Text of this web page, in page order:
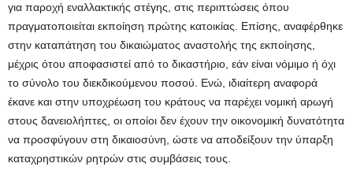
για παροχή εναλλακτικής στέγης, στις περιπτώσεις όπου
πραγματοποιείται εκποίηση πρώτης κατοικίας. Επίσης, αναφέρθηκε
στην καταπάτηση του δικαιώματος αναστολής της εκποίησης,
μέχρις ότου αποφασιστεί από το δικαστήριο, εάν είναι νόμιμο ή όχι
το σύνολο του διεκδικούμενου ποσού. Ενώ, ιδιαίτερη αναφορά
έκανε και στην υποχρέωση του κράτους να παρέχει νομική αρωγή
στους δανειολήπτες, οι οποίοι δεν έχουν την οικονομική δυνατότητα
να προσφύγουν στη δικαιοσύνη, ώστε να αποδείξουν την ύπαρξη
καταχρηστικών ρητρών στις συμβάσεις τους.